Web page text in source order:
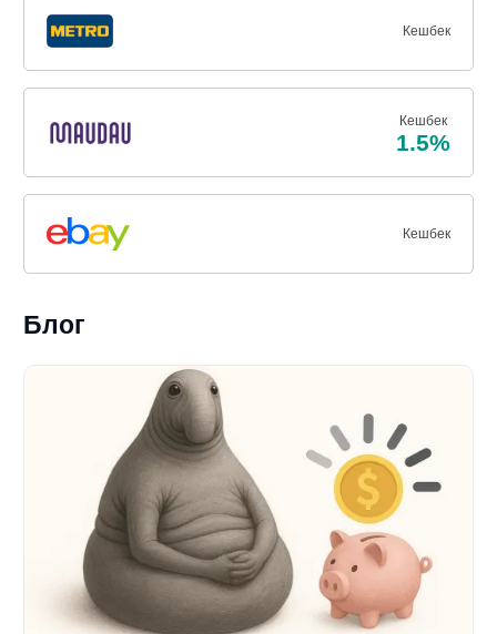
Кешбек
Кешбек
1.5%
Кешбек
Блог